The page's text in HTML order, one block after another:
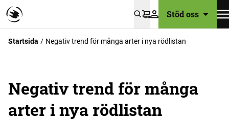
VarukorgStöd oss
Startsida Negativ trend för många arter i nya rödlistan
Negativ trend för många
arter i nya rödlistan